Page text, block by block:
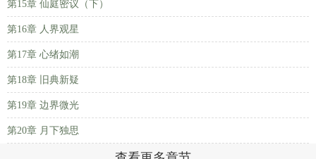
第15章 仙庭密议（下）
第16章 人界观星
第17章 心绪如潮
第18章 旧典新疑
第19章 边界微光
第20章 月下独思